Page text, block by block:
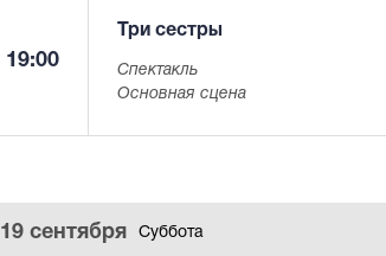
19:00
Три сестры
Спектакль
Основная сцена
19 сентября Суббота